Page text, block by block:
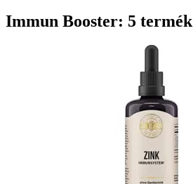
Immun Booster: 5 termék